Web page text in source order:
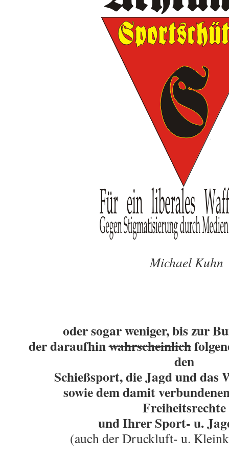
Michael Kuhn
oder sogar weniger, bis zur
der daraufhinwahrscheinlich
den
Schießsport, die Jagd und das
sowiedem damit
Freiheitsrechte
und Ihrer Sport- u.
(auch der Druckluft- u.